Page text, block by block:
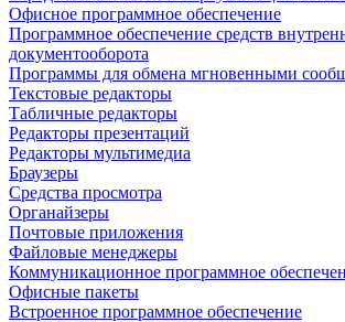
Офисное программное обеспечение
Программное обеспечение средств
документооборота
Программы для обмена мгновенными
Текстовые редакторы
Табличные редакторы
Редакторы презентаций
Редакторы мультимедиа
Браузеры
Средства просмотра
Органайзеры
Почтовые приложения
Файловые менеджеры
Коммуникационное программное
Офисные пакеты
Встроенное программное обеспечение